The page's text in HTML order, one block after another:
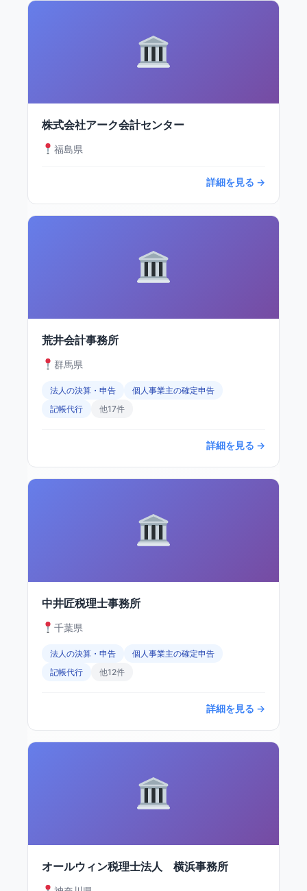
株式会社アーク会計センター
福島県
詳細を見る →
荒井会計事務所
群馬県
法人の決算・申告
個人事業主の確定申告
記帳代行
他17件
詳細を見る →
中井匠税理士事務所
千葉県
法人の決算・申告
個人事業主の確定申告
記帳代行
他12件
詳細を見る →
オールウィン税理士法人 横浜事務所